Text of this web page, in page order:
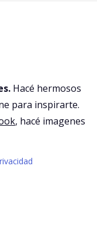
Hacé hermosos
para inspirarte.
, hacé imagenes